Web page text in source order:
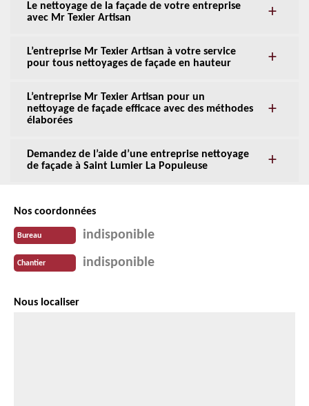
Le nettoyage de la façade de votre entreprise
avec Mr Texier Artisan
L’entreprise Mr Texier Artisan à votre service
pour tous nettoyages de façade en hauteur
L’entreprise Mr Texier Artisan pour un
nettoyage de façade efficace avec des méthodes
élaborées
Demandez de l’aide d’une entreprise nettoyage
de façade à Saint Lumier La Populeuse
Nos coordonnées
Bureau indisponible
Chantier indisponible
Nous localiser